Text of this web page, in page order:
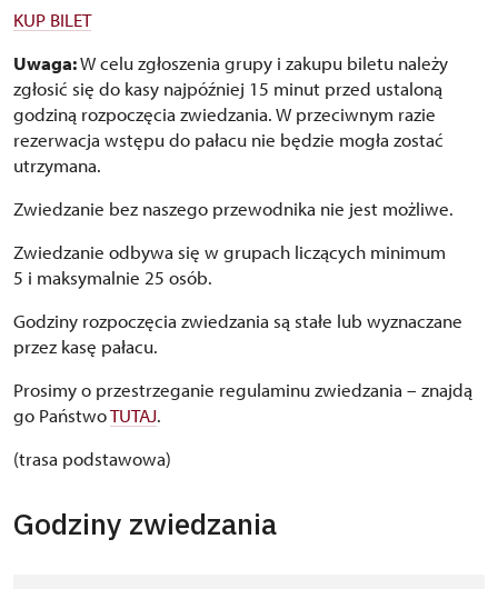
KUP BILET
Uwaga:W celu zgłoszenia grupy i zakupu biletu należy
zgłosić się do kasy najpóźniej 15 minut przed ustaloną
godziną rozpoczęcia zwiedzania. W przeciwnym razie
rezerwacja wstępu do pałacu nie będzie mogła zostać
utrzymana.
Zwiedzanie bez naszego przewodnika nie jest możliwe.
Zwiedzanie odbywa się w grupach liczących minimum
5 i maksymalnie 25 osób.
Godziny rozpoczęcia zwiedzania są stałe lub wyznaczane
przez kasę pałacu.
Prosimy o przestrzeganie regulaminu zwiedzania – znajdą
go PaństwoTUTAJ.
(trasa podstawowa)
Godziny zwiedzania